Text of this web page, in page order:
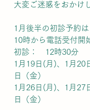
大変ご迷惑をおかけ
1月後半の初診予約
10時から電話受付開
初診：　12時30分
1月19日(月)、1月20
日（金）
1月26日(月)、1月27
日（金）